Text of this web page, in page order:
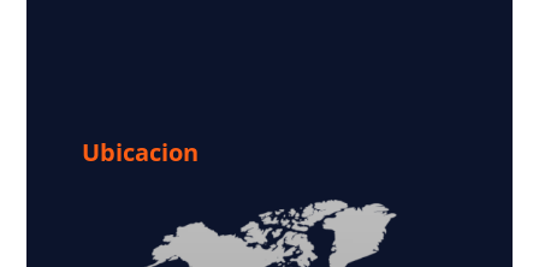
Ubicacion